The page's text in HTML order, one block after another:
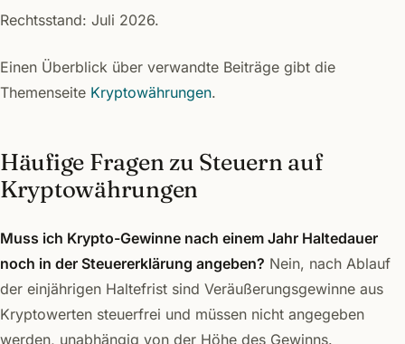
Rechtsstand: Juli 2026.
Einen Überblick über verwandte Beiträge gibt die
Themenseite Kryptowährungen.
Häufige Fragen zu Steuern auf
Kryptowährungen
Muss ich Krypto-Gewinne nach einem Jahr Haltedauer
noch in der Steuererklärung angeben? Nein, nach Ablauf
der einjährigen Haltefrist sind Veräußerungsgewinne aus
Kryptowerten steuerfrei und müssen nicht angegeben
werden, unabhängig von der Höhe des Gewinns.